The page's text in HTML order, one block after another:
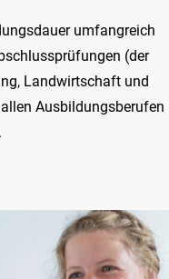
umfangreich
(der
Landwirtschaft und
Ausbildungsberufen